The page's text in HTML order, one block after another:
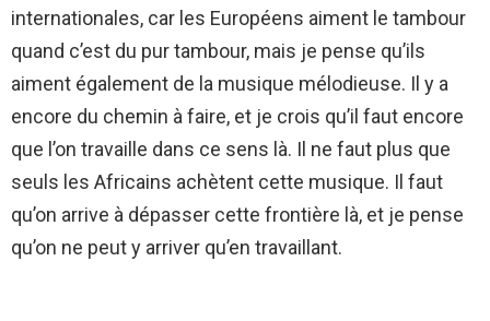
internationales, car les Européens aiment le tambour
quand c’est du pur tambour, mais je pense qu’ils
aiment également de la musique mélodieuse. Il y a
encore du chemin à faire, et je crois qu’il faut encore
que l’on travaille dans ce sens là. Il ne faut plus que
seuls les Africains achètent cette musique. Il faut
qu’on arrive à dépasser cette frontière là, et je pense
qu’on ne peut y arriver qu’en travaillant.